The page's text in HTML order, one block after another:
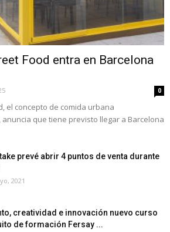
Food entra en Barcelona
0
el concepto de comida urbana
que tiene previsto llegar a Barcelona
prevé abrir 4 puntos de venta durante
2021
creatividad e innovación nuevo curso
de formación Fersay ...